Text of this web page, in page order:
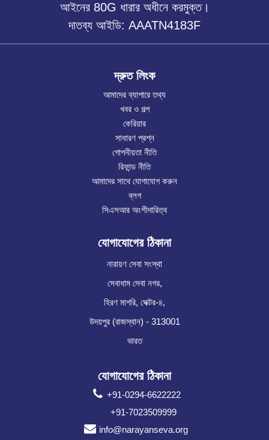
আইনের 80G ধারার অধীনে করমুক্ত।
দাতব্য আইডি: AAATN4183F
দ্রুত লিংক
আমাদের ব্যাপারে তথ্য
খবর ও গল্প
কেরিয়ার
সাধারণ প্রশ্ন
গোপনীয়তা নীতি
রিফান্ড নীতি
আমাদের সাথে যোগাযোগ করুন
ব্লগ
সিএসআর অংশীদারিত্ব
যোগাযোগের ঠিকানা
নারায়ণ সেবা সংস্থা
সেবাধাম সেবা নগর,
হিরণ মাগরি, সেক্টর-৪,
উদয়পুর (রাজস্থান) - 313001
ভারত
যোগাযোগের ঠিকানা
+91-0294-6622222
+91-7023509999
info@narayanseva.org